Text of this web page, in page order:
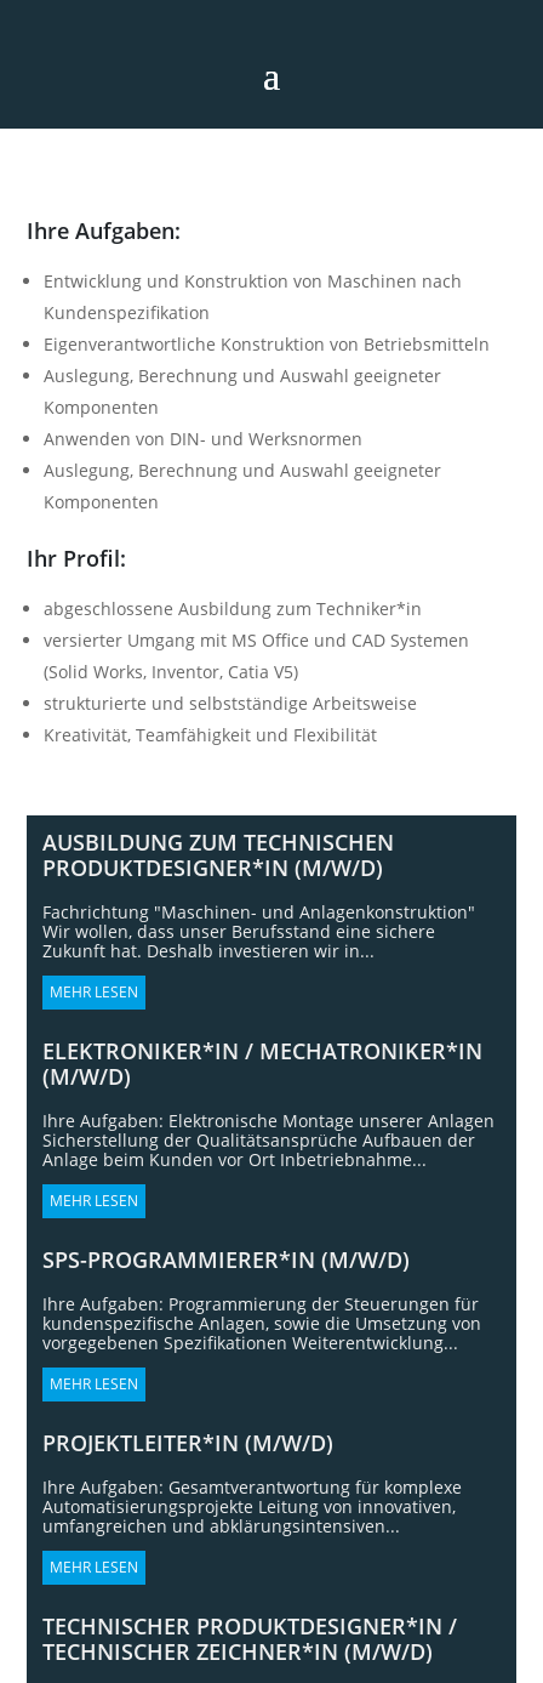
Ihre Aufgaben:
Entwicklung und Konstruktion von Maschinen nach
Kundenspezifikation
Eigenverantwortliche Konstruktion von Betriebsmitteln
Auslegung, Berechnung und Auswahl geeigneter
Komponenten
Anwenden von DIN- und Werksnormen
Auslegung, Berechnung und Auswahl geeigneter
Komponenten
Ihr Profil:
abgeschlossene Ausbildung zum Techniker*in
versierter Umgang mit MS Office und CAD Systemen
(Solid Works, Inventor, Catia V5)
strukturierte und selbstständige Arbeitsweise
Kreativität, Teamfähigkeit und Flexibilität
AUSBILDUNG ZUM TECHNISCHEN
PRODUKTDESIGNER*IN (M/W/D)
Fachrichtung "Maschinen- und Anlagenkonstruktion"
Wir wollen, dass unser Berufsstand eine sichere
Zukunft hat. Deshalb investieren wir in...
MEHR LESEN
ELEKTRONIKER*IN / MECHATRONIKER*IN
(M/W/D)
Ihre Aufgaben: Elektronische Montage unserer Anlagen
Sicherstellung der Qualitätsansprüche Aufbauen der
Anlage beim Kunden vor Ort Inbetriebnahme...
MEHR LESEN
SPS-PROGRAMMIERER*IN (M/W/D)
Ihre Aufgaben: Programmierung der Steuerungen für
kundenspezifische Anlagen, sowie die Umsetzung von
vorgegebenen Spezifikationen Weiterentwicklung...
MEHR LESEN
PROJEKTLEITER*IN (M/W/D)
Ihre Aufgaben: Gesamtverantwortung für komplexe
Automatisierungsprojekte Leitung von innovativen,
umfangreichen und abklärungsintensiven...
MEHR LESEN
TECHNISCHER PRODUKTDESIGNER*IN /
TECHNISCHER ZEICHNER*IN (M/W/D)